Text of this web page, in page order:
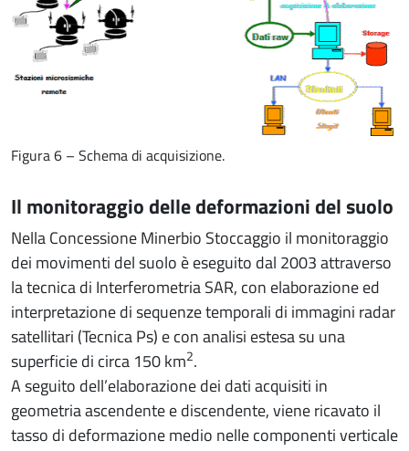
Figura 6 – Schema di acquisizione.
Il monitoraggio delle deformazioni del suolo
Nella Concessione Minerbio Stoccaggio il monitoraggio
dei movimenti del suolo è eseguito dal 2003 attraverso
la tecnica di Interferometria SAR, con elaborazione ed
interpretazione di sequenze temporali di immagini radar
satellitari (Tecnica Ps) e con analisi estesa su una
superficie di circa 150 km2.
A seguito dell’elaborazione dei dati acquisiti in
geometria ascendente e discendente, viene ricavato il
tasso di deformazione medio nelle componenti verticale